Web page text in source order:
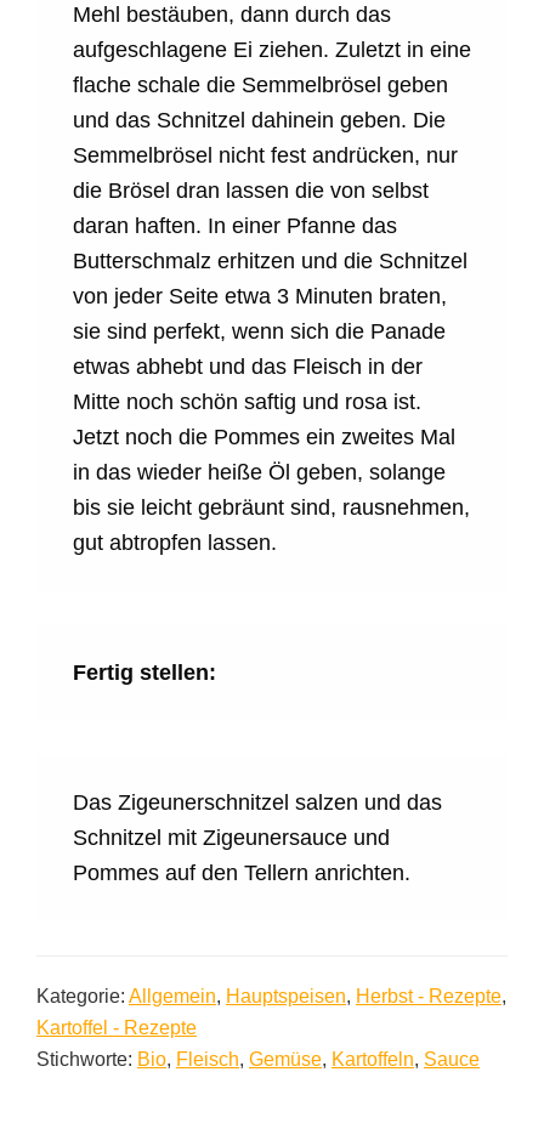
Mehl bestäuben, dann durch das
aufgeschlagene Ei ziehen. Zuletzt in eine
flache schale die Semmelbrösel geben
und das Schnitzel dahinein geben. Die
Semmelbrösel nicht fest andrücken, nur
die Brösel dran lassen die von selbst
daran haften. In einer Pfanne das
Butterschmalz erhitzen und die Schnitzel
von jeder Seite etwa 3 Minuten braten,
sie sind perfekt, wenn sich die Panade
etwas abhebt und das Fleisch in der
Mitte noch schön saftig und rosa ist.
Jetzt noch die Pommes ein zweites Mal
in das wieder heiße Öl geben, solange
bis sie leicht gebräunt sind, rausnehmen,
gut abtropfen lassen.
Fertig stellen:
Das Zigeunerschnitzel salzen und das
Schnitzel mit Zigeunersauce und
Pommes auf den Tellern anrichten.
Kategorie: Allgemein, Hauptspeisen, Herbst - Rezepte,
Kartoffel - Rezepte
Stichworte: Bio, Fleisch, Gemüse, Kartoffeln, Sauce